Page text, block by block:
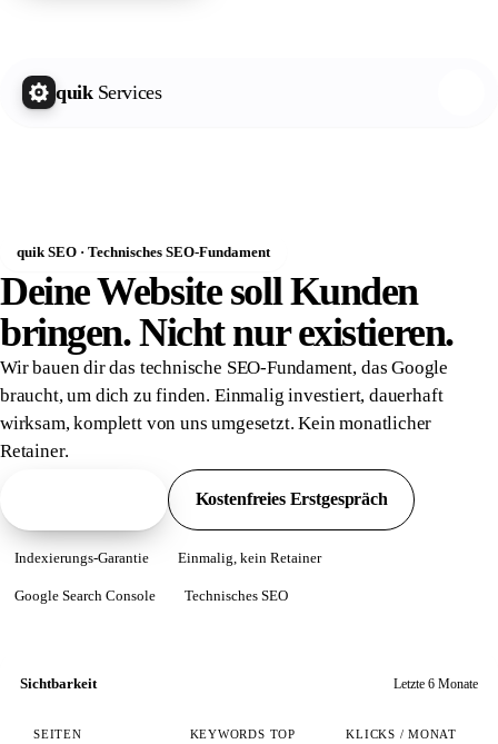
quik Services
quik SEO · Technisches SEO-Fundament
Deine Website soll Kunden
bringen. Nicht nurexistieren.
Wir bauen dir das technische SEO-Fundament, das Google
braucht, um dich zu finden. Einmalig investiert, dauerhaft
wirksam, komplett von uns umgesetzt. Kein monatlicher
Retainer.
Kostenfreies Erstgespräch
Indexierungs-Garantie Einmalig, kein Retainer
Google Search Console Technisches SEO
Sichtbarkeit Letzte 6 Monate
SEITEN
KEYWORDS TOP
KLICKS / MONAT